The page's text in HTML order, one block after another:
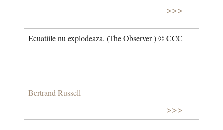
>>>
Ecuatiile nu explodeaza. (The Observer ) © CCC
Bertrand Russell
>>>